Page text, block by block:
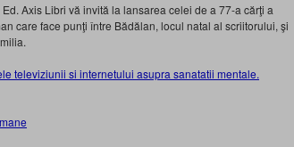
Axis Libri vă invită la lansarea celei de a 77-a cărţi a
care face punţi între Bădălan, locul natal al scriitorului, şi
televiziunii si internetului asupra sanatatii mentale.